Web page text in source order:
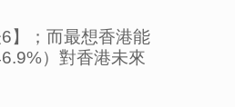
】；而最想香港能
）對香港未來